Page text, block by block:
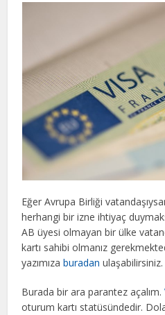
Eğer Avrupa Birliği
herhangi bir izne ihtiyaç
AB üyesi olmayan bir ülke
kartı sahibi olmanız
yazımızaburadan ulaşabilirsiniz.
Burada bir ara parantez açalım.
oturum kartı statüsündedir.